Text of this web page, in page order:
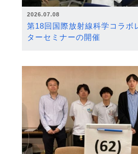
2026.07.08
第18回国際放射線科学コラボ
ターセミナーの開催